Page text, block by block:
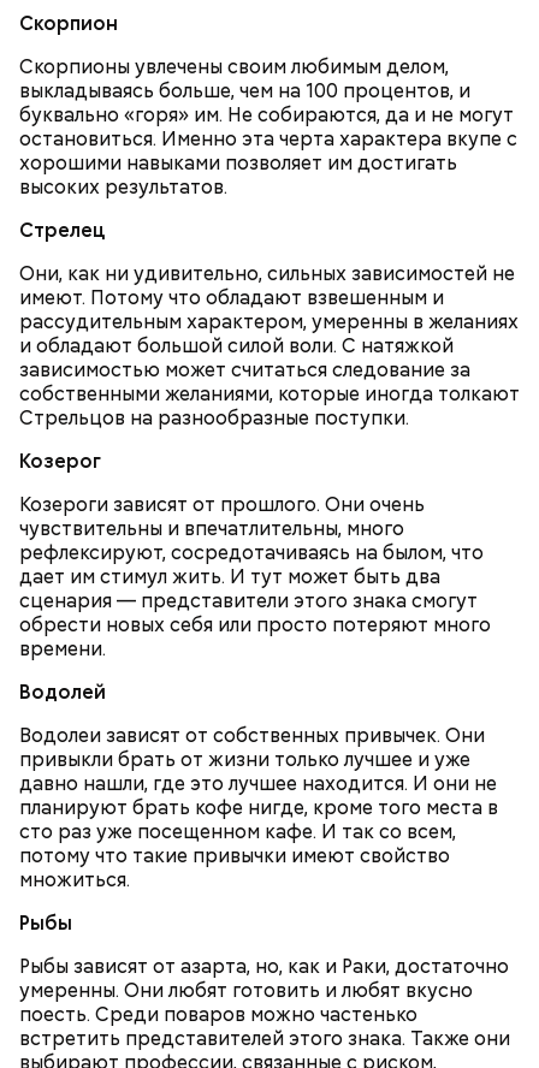
Скорпион
Скорпионы увлечены своим любимым делом,
выкладываясь больше, чем на 100 процентов, и
буквально «горя» им. Не собираются, да и не могут
остановиться. Именно эта черта характера вкупе с
хорошими навыками позволяет им достигать
высоких результатов.
Стрелец
Они, как ни удивительно, сильных зависимостей не
имеют. Потому что обладают взвешенным и
рассудительным характером, умеренны в желаниях
и обладают большой силой воли. С натяжкой
зависимостью может считаться следование за
собственными желаниями, которые иногда толкают
Стрельцов на разнообразные поступки.
Козерог
Козероги зависят от прошлого. Они очень
чувствительны и впечатлительны, много
рефлексируют, сосредотачиваясь на былом, что
дает им стимул жить. И тут может быть два
сценария — представители этого знака смогут
обрести новых себя или просто потеряют много
времени.
Водолей
Водолеи зависят от собственных привычек. Они
привыкли брать от жизни только лучшее и уже
давно нашли, где это лучшее находится. И они не
планируют брать кофе нигде, кроме того места в
сто раз уже посещенном кафе. И так со всем,
потому что такие привычки имеют свойство
множиться.
Рыбы
Рыбы зависят от азарта, но, как и Раки, достаточно
умеренны. Они любят готовить и любят вкусно
поесть. Среди поваров можно частенько
встретить представителей этого знака. Также они
выбирают профессии, связанные с риском,
нужно застыть на месте и не двигаться;
нельзя ни в коем случае махать руками;
не стоит пытаться «поймать» молнию или
потрогать, особенно металлическими
— Может пробить заряд на человека. Нужно вести
себя очень осторожно, будто увидели дикого
зверя, затаиться, — добавил академик.
активность Эль-Ниньо может
отразиться на предстоящем лете
в России
или просто погаснуть. Однако есть риск, что она
может и взорваться.
радиации Макеева вывели из 30-километровой
зоны отчуждения, где он до 3 мая проверял на
уровень радиационной зараженности
автотранспорт.
Одним из запоминающихся событий того периода
для Макеева стал футбольный матч между
киевским «Динамо» и мадридским «Атлетико»,
который состоялся 3 мая в Киеве. Полк Макеева жил
в палатках в лесу около Варовичей, в 12 километрах
от Припяти. А солдатам очень хотелось увидеть
трансляцию матча. Макеев поехал к секретарю
одолжить телевизор.
— Электричества нет. Но есть электростанция. И
секретарь партийной организации сжалился и
выделил нам цветной телевизор. И мы вечером
смогли посмотреть матч, — вспоминает он.
Молитва Николаю чудотворцу
О, всесвятый Николае, угодниче преизрядный
Господень, теплый наш заступниче, и везде в
скорбех скорый помощниче!
Аминь.